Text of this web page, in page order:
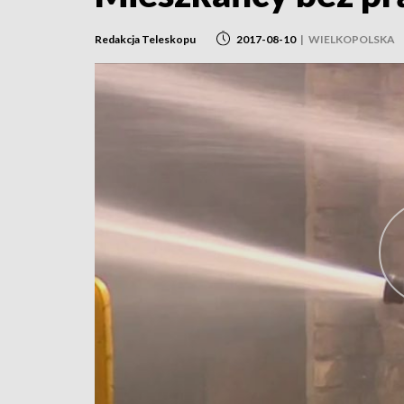
Redakcja Teleskopu 2017-08-10 | WIELKOPOLSKA